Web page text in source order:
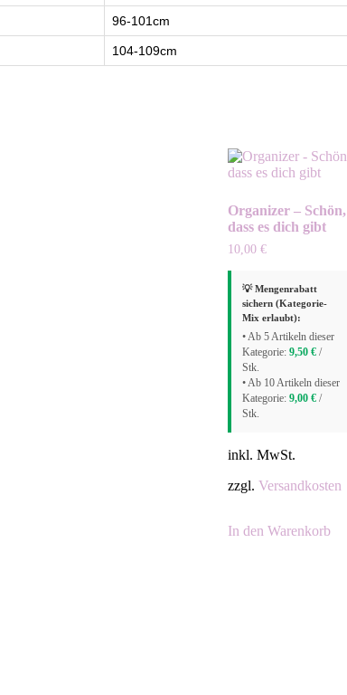
96-101cm
104-109cm
Organizer – Schön,
dass es dich gibt
10,00€
💡 Mengenrabatt
sichern (Kategorie-
Mix erlaubt):
• Ab 5 Artikeln dieser
Kategorie:9,50€ /
Stk.
• Ab 10 Artikeln dieser
Kategorie:9,00€ /
Stk.
inkl. MwSt.
zzgl.Versandkosten
In den Warenkorb